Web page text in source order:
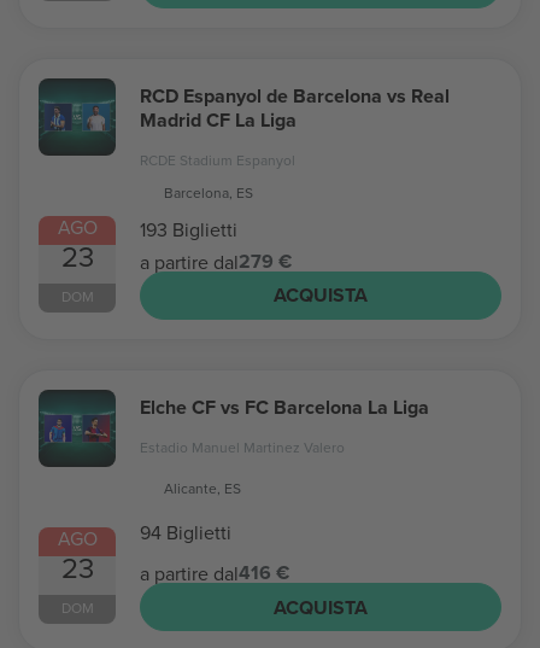
AGO
23
DOM
RCD Espanyol de Barcelona vs Real
Madrid CF La Liga
RCDE Stadium Espanyol
Barcelona, ES
193 Biglietti
a partire dal279 €
ACQUISTA
AGO
23
DOM
Elche CF vs FC Barcelona La Liga
Estadio Manuel Martinez Valero
Alicante, ES
94 Biglietti
a partire dal416 €
ACQUISTA